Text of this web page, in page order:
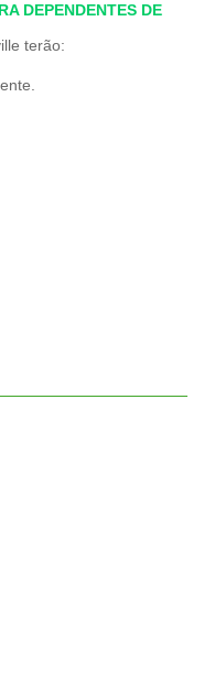
DEPENDENTES DE
terão: